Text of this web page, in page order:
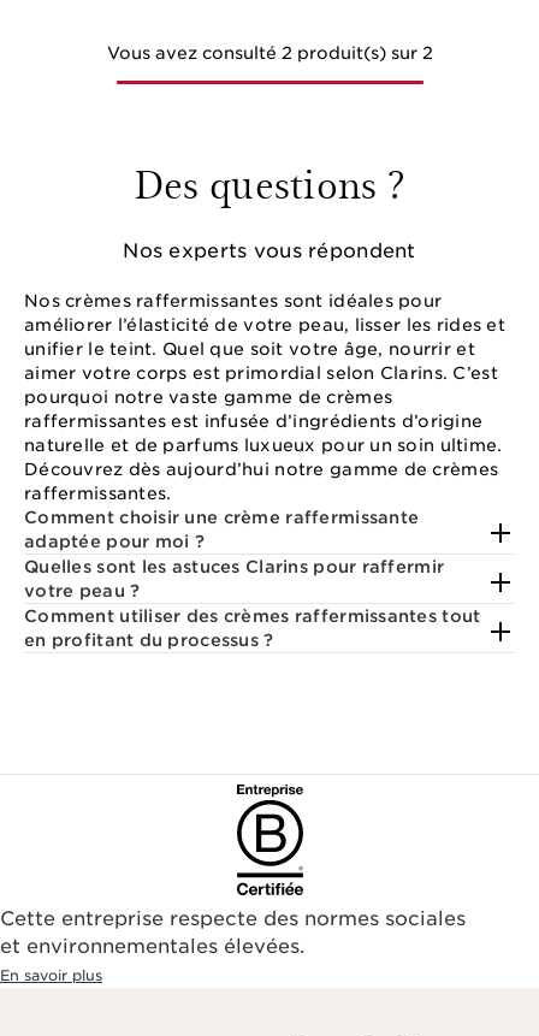
Vous avez consulté 2 produit(s) sur 2
Des questions ?
Nos experts vous répondent
Nos crèmes raffermissantes sont idéales pour
améliorer l’élasticité de votre peau, lisser les rides et
unifier le teint. Quel que soit votre âge, nourrir et
aimer votre corps est primordial selon Clarins. C’est
pourquoi notre vaste gamme de crèmes
raffermissantes est infusée d’ingrédients d’origine
naturelle et de parfums luxueux pour un soin ultime.
Découvrez dès aujourd’hui notre gamme de crèmes
raffermissantes.
Comment choisir une crème raffermissante
adaptée pour moi ?
Quelles sont les astuces Clarins pour raffermir
votre peau ?
Comment utiliser des crèmes raffermissantes tout
en profitant du processus ?
Cette entreprise respecte des normes sociales
et environnementales élevées.
En savoir plus